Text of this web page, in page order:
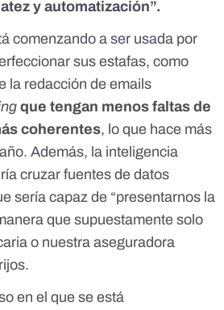
y automatización”.
comenzando a ser usada por
sus estafas, como
la redacción de emails
que tengan menos faltas de
coherentes, lo que hace más
Además, la inteligencia
cruzar fuentes de datos
sería capaz de “presentarnos la
que supuestamente solo
o nuestra aseguradora
en el que se está